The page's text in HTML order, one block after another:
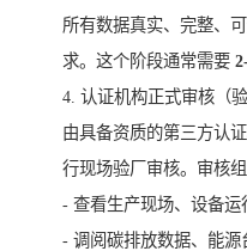
所有数据真实、完整、
求。这个阶段通常需要
4. 认证机构正式审核（
由具备资质的第三方认
行现场验厂审核。审核组
- 查看生产现场、设备运
- 调阅碳排放数据、能源